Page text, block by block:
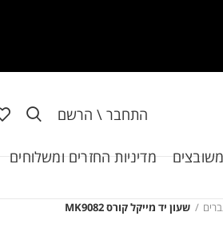
התחבר \ הרשם
מדיניות החזרים ומשלוחים
שעון יד מייקל קורס MK9082